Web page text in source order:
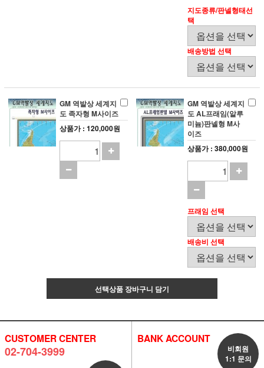
지도종류/판넬형태선
택
배송방법 선택
GM 역발상 세계지
도 족자형 M사이즈
상품가 : 120,000원
GM 역발상 세계지
도 AL프래임(알루
미늄)판넬형 M사
이즈
상품가 : 380,000원
프래임 선택
배송비 선택
선택상품 장바구니 담기
CUSTOMER CENTER
02-704-3999
BANK ACCOUNT
비회원
1:1 문의